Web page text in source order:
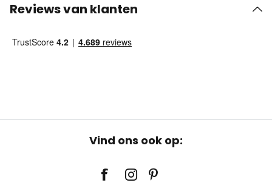
Reviews van klanten
Vind ons ook op: